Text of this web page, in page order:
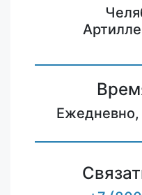
Ежедневно,